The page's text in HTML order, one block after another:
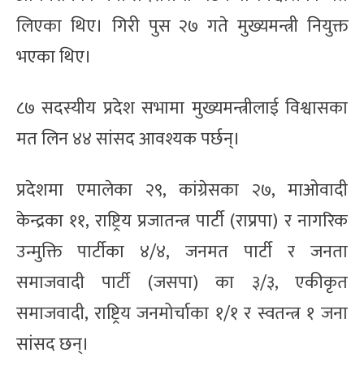
लिएका थिए। गिरी पुस २७ गते मुख्यमन्त्री नियुक्त
भएका थिए।
८७ सदस्यीय प्रदेश सभामा मुख्यमन्त्रीलाई विश्वासका
मत लिन ४४ सांसद आवश्यक पर्छन्।
प्रदेशमा एमालेका २९, कांग्रेसका २७, माओवादी
केन्द्रका ११, राष्ट्रिय प्रजातन्त्र पार्टी (राप्रपा) र नागरिक
उन्मुक्ति पार्टीका ४/४, जनमत पार्टी र जनता
समाजवादी पार्टी (जसपा) का ३/३, एकीकृत
समाजवादी, राष्ट्रिय जनमोर्चाका १/१ र स्वतन्त्र १ जना
सांसद छन्।